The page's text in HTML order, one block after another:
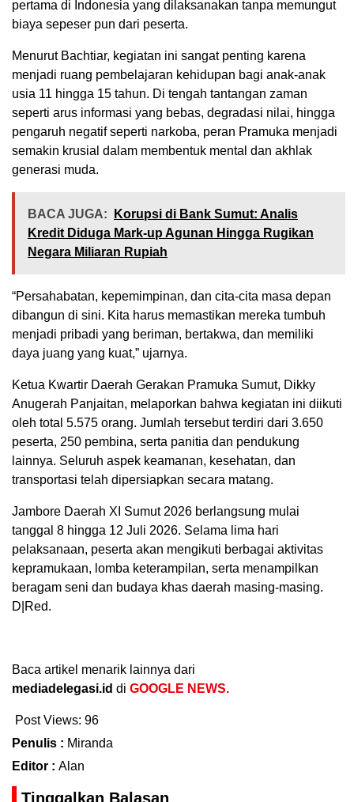
pertama di Indonesia yang dilaksanakan tanpa memungut
biaya sepeser pun dari peserta.
Menurut Bachtiar, kegiatan ini sangat penting karena
menjadi ruang pembelajaran kehidupan bagi anak-anak
usia 11 hingga 15 tahun. Di tengah tantangan zaman
seperti arus informasi yang bebas, degradasi nilai, hingga
pengaruh negatif seperti narkoba, peran Pramuka menjadi
semakin krusial dalam membentuk mental dan akhlak
generasi muda.
BACA JUGA:
Korupsi di Bank Sumut: Analis
Kredit Diduga Mark-up Agunan Hingga Rugikan
Negara Miliaran Rupiah
“Persahabatan, kepemimpinan, dan cita-cita masa depan
dibangun di sini. Kita harus memastikan mereka tumbuh
menjadi pribadi yang beriman, bertakwa, dan memiliki
daya juang yang kuat,” ujarnya.
Ketua Kwartir Daerah Gerakan Pramuka Sumut, Dikky
Anugerah Panjaitan, melaporkan bahwa kegiatan ini diikuti
oleh total 5.575 orang. Jumlah tersebut terdiri dari 3.650
peserta, 250 pembina, serta panitia dan pendukung
lainnya. Seluruh aspek keamanan, kesehatan, dan
transportasi telah dipersiapkan secara matang.
Jambore Daerah XI Sumut 2026 berlangsung mulai
tanggal 8 hingga 12 Juli 2026. Selama lima hari
pelaksanaan, peserta akan mengikuti berbagai aktivitas
kepramukaan, lomba keterampilan, serta menampilkan
beragam seni dan budaya khas daerah masing-masing.
D|Red.
Baca artikel menarik lainnya dari
mediadelegasi.id di GOOGLE NEWS.
Post Views: 96
Penulis : Miranda
Editor : Alan
Tinggalkan Balasan